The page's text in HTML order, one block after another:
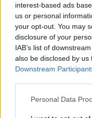
interest-based ads
us or personal
your opt-out. You may
disclosure of your
IAB’s list of
also be disclosed by
Downstream
Personal Data
tiekimo
parūpinti
tokias
socialiniuose
Ukrainos
pranešė, kad